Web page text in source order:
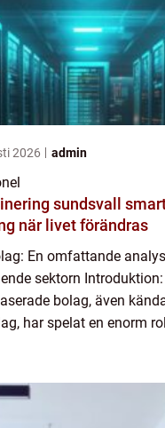
2026 admin
sundsvall smart
när livet förändras
En omfattande
sektorn Introduktion:
bolag, även
har spelat en enorm